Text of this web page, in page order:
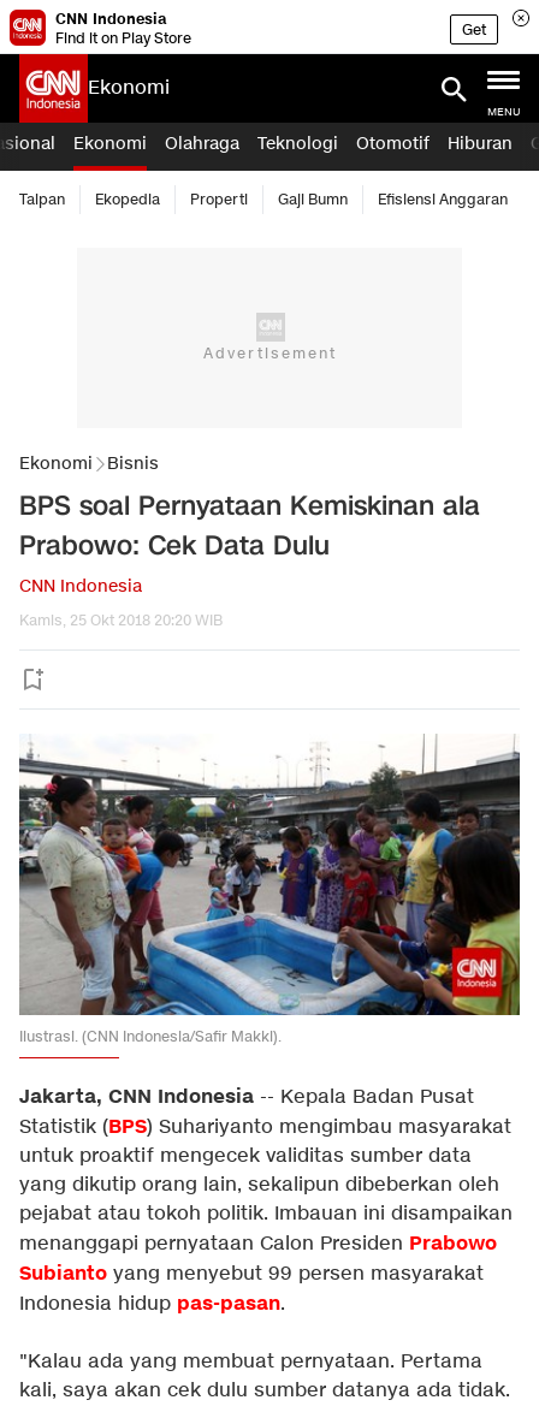
CNN Indonesia
Find it on Play Store
Get
Ekonomi
MENU
Ekonomi Olahraga Teknologi Otomotif Hiburan
Taipan Ekopedia Properti Gaji Bumn Efisiensi Anggaran
Ekonomi Bisnis
BPS soal Pernyataan Kemiskinan ala
Prabowo: Cek Data Dulu
CNN Indonesia
Kamis, 25 Okt 2018 20:20 WIB
Ilustrasi. (CNN Indonesia/Safir Makki).
Jakarta, CNN Indonesia -- Kepala Badan Pusat
Statistik (BPS) Suhariyanto mengimbau masyarakat
untuk proaktif mengecek validitas sumber data
yang dikutip orang lain, sekalipun dibeberkan oleh
pejabat atau tokoh politik. Imbauan ini disampaikan
menanggapi pernyataan Calon Presiden Prabowo
Subianto yang menyebut 99 persen masyarakat
Indonesia hidup pas-pasan.
"Kalau ada yang membuat pernyataan. Pertama
kali, saya akan cek dulu sumber datanya ada tidak.